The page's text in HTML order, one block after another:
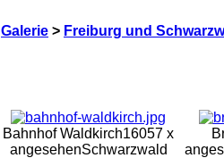
Galerie > Freiburg und
Bahnhof Waldkirch16057 x
angesehenSchwarzwald